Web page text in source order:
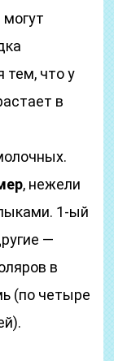
тем, что у
в
, нежели
1-ый
—
в
(по четыре